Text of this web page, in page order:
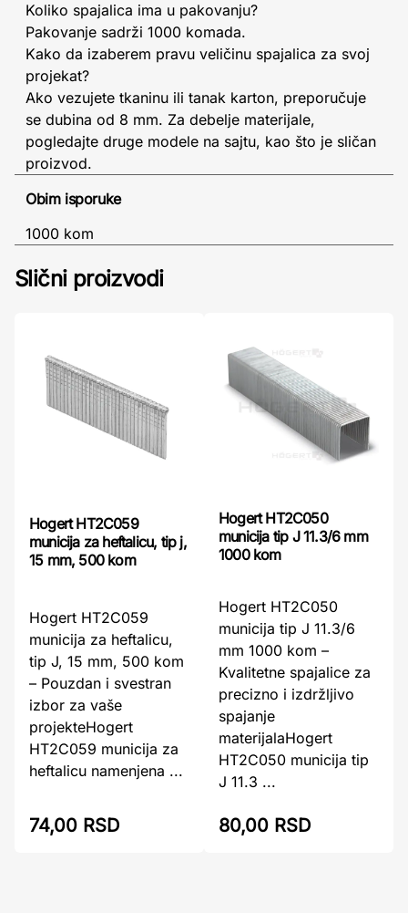
Koliko spajalica ima u pakovanju?
Pakovanje sadrži 1000 komada.
Kako da izaberem pravu veličinu spajalica za svoj
projekat?
Ako vezujete tkaninu ili tanak karton, preporučuje
se dubina od 8 mm. Za debelje materijale,
pogledajte druge modele na sajtu, kao što je sličan
proizvod.
Obim isporuke
1000 kom
Slični proizvodi
Hogert HT2C059
municija za heftalicu, tip j,
15 mm, 500 kom
Hogert HT2C059
municija za heftalicu,
tip J, 15 mm, 500 kom
– Pouzdan i svestran
izbor za vaše
projekteHogert
HT2C059 municija za
heftalicu namenjena ...
74,00 RSD
Hogert HT2C050
municija tip J 11.3/6 mm
1000 kom
Hogert HT2C050
municija tip J 11.3/6
mm 1000 kom –
Kvalitetne spajalice za
precizno i izdržljivo
spajanje
materijalaHogert
HT2C050 municija tip
J 11.3 ...
80,00 RSD